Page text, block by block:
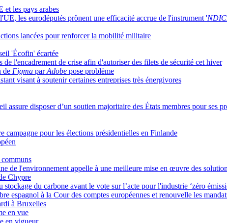
et les pays arabes
les eurodéputés prônent une efficacité accrue de l'instrument '
lancées pour renforcer la mobilité militaire
'Écofin' écartée
l'encadrement de crise afin d'autoriser des filets de sécurité cet hiver
de Figma parAdobe pose problème
visant à soutenir certaines entreprises très énergivores
assure disposer d’un soutien majoritaire des États membres pour ses
pour les élections présidentielles en Finlande
de l'environnement appelle à une meilleure mise en œuvre des
Chypre
du carbone avant le vote sur l’acte pour l'industrie ‘zéro
espagnol à la Cour des comptes européennes et renouvelle les
à Bruxelles
en vue
en vigueur